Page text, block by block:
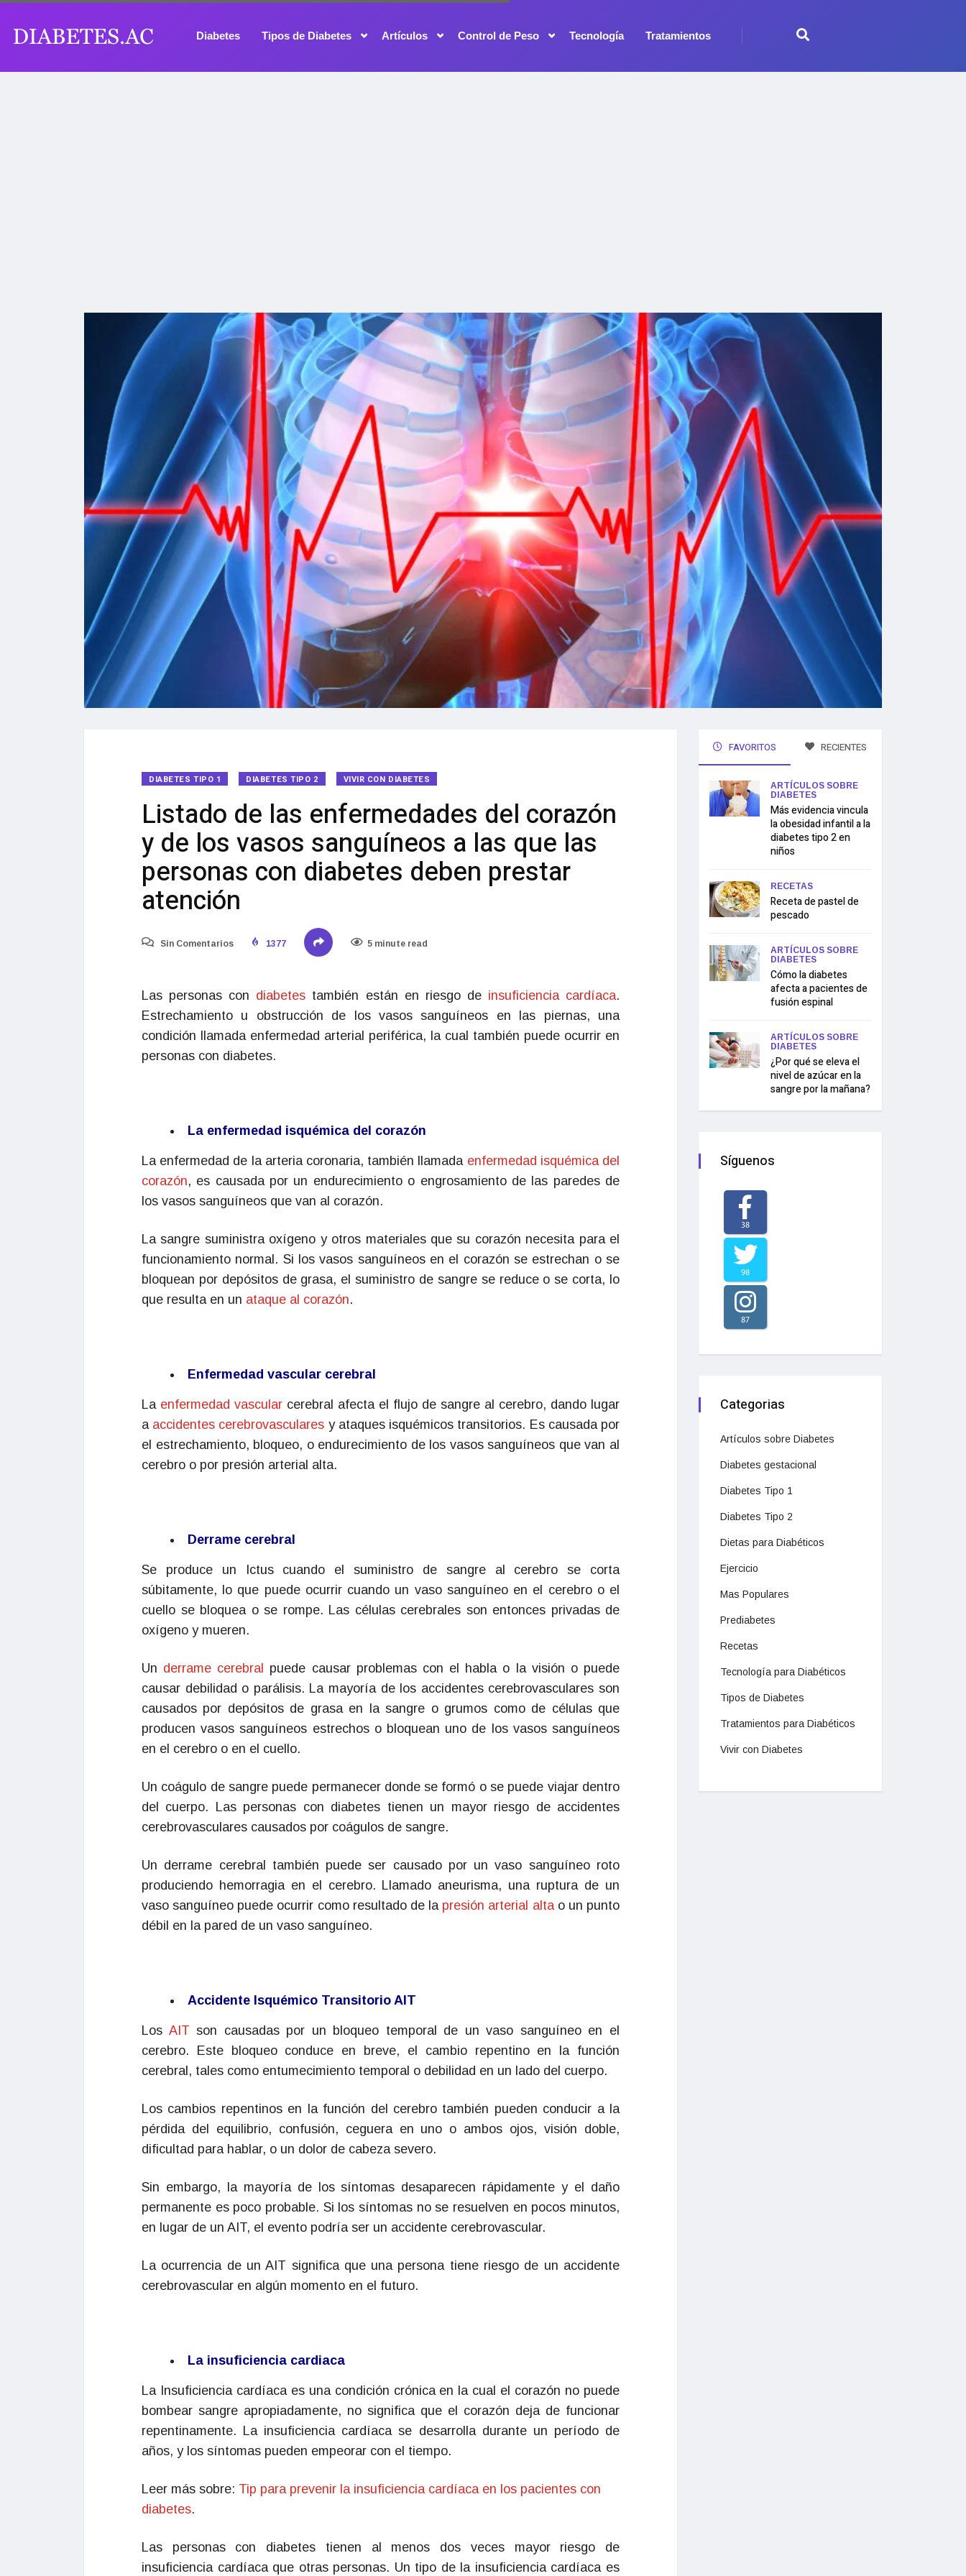
Diabetes Tipos de Diabetes Artículos Control de Peso Tecnología Tratamientos
DIABETES TIPO 1 DIABETES TIPO 2 VIVIR CON DIABETES
Listado de las enfermedades del corazón
y de los vasos sanguíneos a las que las
personas con diabetes deben prestar
atención
Sin Comentarios 1377 5 minute read
Las personas con diabetes también están en riesgo de insuficiencia cardíaca.
Estrechamiento u obstrucción de los vasos sanguíneos en las piernas, una
condición llamada enfermedad arterial periférica, la cual también puede ocurrir en
personas con diabetes.
La enfermedad isquémica del corazón
La enfermedad de la arteria coronaria, también llamada enfermedad isquémica del
corazón, es causada por un endurecimiento o engrosamiento de las paredes de
los vasos sanguíneos que van al corazón.
La sangre suministra oxígeno y otros materiales que su corazón necesita para el
funcionamiento normal. Si los vasos sanguíneos en el corazón se estrechan o se
bloquean por depósitos de grasa, el suministro de sangre se reduce o se corta, lo
que resulta en un ataque al corazón.
Enfermedad vascular cerebral
La enfermedad vascular cerebral afecta el flujo de sangre al cerebro, dando lugar
a accidentes cerebrovasculares y ataques isquémicos transitorios. Es causada por
el estrechamiento, bloqueo, o endurecimiento de los vasos sanguíneos que van al
cerebro o por presión arterial alta.
Derrame cerebral
Se produce un Ictus cuando el suministro de sangre al cerebro se corta
súbitamente, lo que puede ocurrir cuando un vaso sanguíneo en el cerebro o el
cuello se bloquea o se rompe. Las células cerebrales son entonces privadas de
oxígeno y mueren.
Un derrame cerebral puede causar problemas con el habla o la visión o puede
causar debilidad o parálisis. La mayoría de los accidentes cerebrovasculares son
causados por depósitos de grasa en la sangre o grumos como de células que
producen vasos sanguíneos estrechos o bloquean uno de los vasos sanguíneos
en el cerebro o en el cuello.
Un coágulo de sangre puede permanecer donde se formó o se puede viajar dentro
del cuerpo. Las personas con diabetes tienen un mayor riesgo de accidentes
cerebrovasculares causados por coágulos de sangre.
Un derrame cerebral también puede ser causado por un vaso sanguíneo roto
produciendo hemorragia en el cerebro. Llamado aneurisma, una ruptura de un
vaso sanguíneo puede ocurrir como resultado de la presión arterial altao un punto
débil en la pared de un vaso sanguíneo.
Accidente Isquémico Transitorio AIT
Los AITson causadas por un bloqueo temporal de un vaso sanguíneo en el
cerebro. Este bloqueo conduce en breve, el cambio repentino en la función
cerebral, tales como entumecimiento temporal o debilidad en un lado del cuerpo.
Los cambios repentinos en la función del cerebro también pueden conducir a la
pérdida del equilibrio, confusión, ceguera en uno o ambos ojos, visión doble,
dificultad para hablar, o un dolor de cabeza severo.
Sin embargo, la mayoría de los síntomas desaparecen rápidamente y el daño
permanente es poco probable. Si los síntomas no se resuelven en pocos minutos,
en lugar de un AIT, el evento podría ser un accidente cerebrovascular.
La ocurrencia de un AIT significa que una persona tiene riesgo de un accidente
cerebrovascular en algún momento en el futuro.
La insuficiencia cardiaca
La Insuficiencia cardíaca es una condición crónica en la cual el corazón no puede
bombear sangre apropiadamente, no significa que el corazón deja de funcionar
repentinamente. La insuficiencia cardíaca se desarrolla durante un período de
años, y los síntomas pueden empeorar con el tiempo.
Leer más sobre: Tip para prevenir la insuficiencia cardíaca en los pacientes con
diabetes.
Las personas con diabetes tienen al menos dos veces mayor riesgo de
insuficiencia cardíaca que otras personas. Un tipo de la insuficiencia cardíaca es
FAVORITOS RECIENTES
ARTÍCULOS SOBRE
DIABETES
Más evidencia vincula
la obesidad infantil a la
diabetes tipo 2 en
niños
RECETAS
Receta de pastel de
pescado
ARTÍCULOS SOBRE
DIABETES
Cómo la diabetes
afecta a pacientes de
fusión espinal
ARTÍCULOS SOBRE
DIABETES
¿Por qué se eleva el
nivel de azúcar en la
sangre por la mañana?
Síguenos
38
98
87
Categorias
Artículos sobre Diabetes
Diabetes gestacional
Diabetes Tipo 1
Diabetes Tipo 2
Dietas para Diabéticos
Ejercicio
Mas Populares
Prediabetes
Recetas
Tecnología para Diabéticos
Tipos de Diabetes
Tratamientos para Diabéticos
Vivir con Diabetes